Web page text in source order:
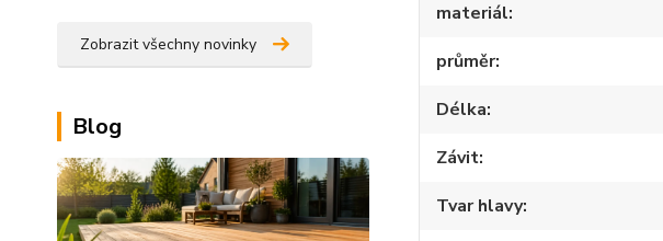
Zobrazit všechny novinky
Blog
materiál
průměr
Délka
Závit
Tvar hlavy